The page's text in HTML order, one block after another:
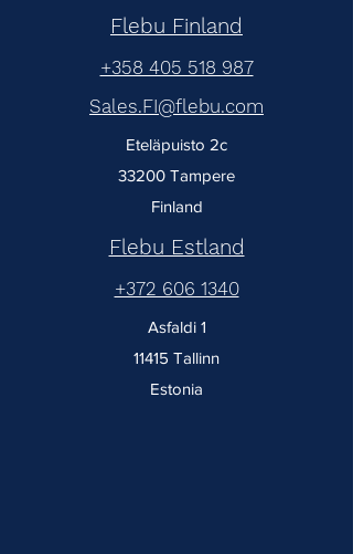
Flebu Finland
+358 405 518 987
Sales.FI@flebu.com
Eteläpuisto 2c
33200 Tampere
Finland
Flebu Estland
+372 606 1340
Asfaldi 1
11415 Tallinn
Estonia